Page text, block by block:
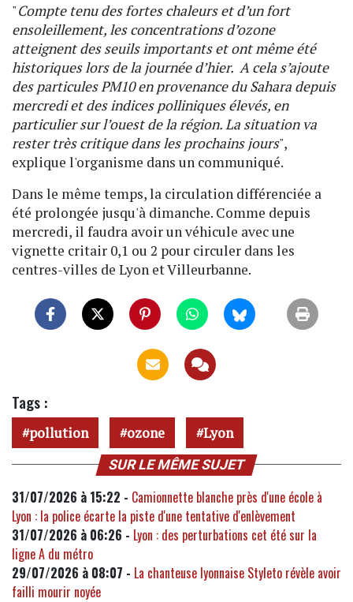
"Compte tenu des fortes chaleurs et d’un fort
ensoleillement, les concentrations d’ozone
atteignent des seuils importants et ont même été
historiques lors de la journée d’hier. A cela s’ajoute
des particules PM10 en provenance du Sahara depuis
mercredi et des indices polliniques élevés, en
particulier sur l’ouest de la région. La situation va
rester très critique dans les prochains jours",
explique l'organisme dans un communiqué.
Dans le même temps, la circulation différenciée a
été prolongée jusqu'à dimanche. Comme depuis
mercredi, il faudra avoir un véhicule avec une
vignette critair 0,1 ou 2 pour circuler dans les
centres-villes de Lyon et Villeurbanne.
Tags :
pollution ozone Lyon
SUR LE MÊME SUJET
31/07/2026 à 15:22 - Camionnette blanche près d'une école à
Lyon : la police écarte la piste d'une tentative d'enlèvement
31/07/2026 à 06:26 - Lyon : des perturbations cet été sur la
ligne A du métro
29/07/2026 à 08:07 - La chanteuse lyonnaise Styleto révèle avoir
failli mourir noyée